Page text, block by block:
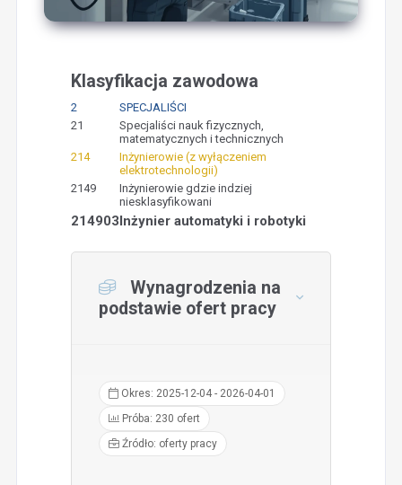
Klasyfikacja zawodowa
2
SPECJALIŚCI
21
Specjaliści nauk fizycznych,
matematycznych i technicznych
214
Inżynierowie (z wyłączeniem
elektrotechnologii)
2149
Inżynierowie gdzie indziej
niesklasyfikowani
214903Inżynier automatyki i robotyki
Wynagrodzenia na
podstawie ofert pracy
Okres: 2025-12-04 - 2026-04-01
Próba: 230 ofert
Źródło: oferty pracy